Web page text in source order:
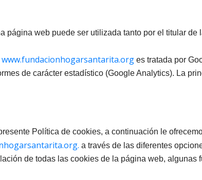
página web puede ser utilizada tanto por el titular
www.fundacionhogarsantarita.org es tratada por
de carácter estadístico (Google Analytics). La
Política de cookies, a continuación le
. a través de las diferentes
de todas las cookies de la página web, algunas